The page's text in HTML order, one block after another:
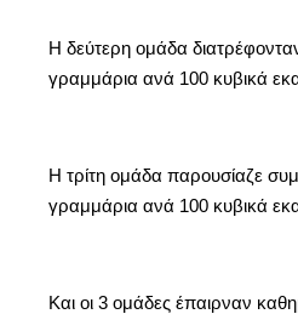
Η δεύτερη ομάδα
γραμμάρια ανά 100 κυβικά
Η τρίτη ομάδα παρουσίαζε
γραμμάρια ανά 100 κυβικά
Και οι 3 ομάδες έπαιρναν